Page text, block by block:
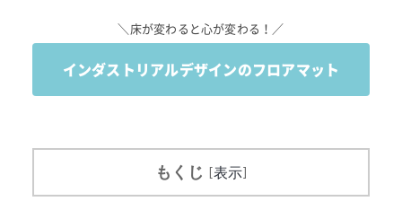
＼床が変わると心が変わる！／
インダストリアルデザインのフロアマット
もくじ [表示]